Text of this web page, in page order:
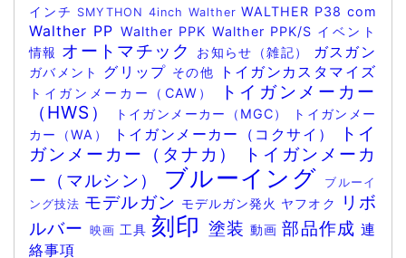
インチ SMYTHON 4inch WaltherWALTHER P38 com
Walther PP Walther PPK Walther PPK/S イベント
情報 オートマチック お知らせ（雑記） ガスガン
ガバメント グリップ その他 トイガンカスタマイズ
トイガンメーカー（CAW）
トイガンメーカー
（HWS）
トイガンメーカー（MGC）
トイガンメー
カー（WA）
トイガンメーカー（コクサイ）
トイ
ガンメーカー（タナカ）
トイガンメーカ
ー（マルシン） ブルーイング
ブルーイ
ング技法 モデルガン モデルガン発火 ヤフオク
リボ
ルバー 映画 工具 刻印 塗装動画部品作成連
絡事項